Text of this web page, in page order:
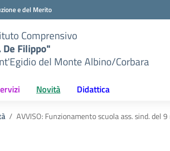
strumenti
e del Merito
Comprensivo
De Filippo"
del Monte Albino/Corbara
Novità Didattica
AVVISO: Funzionamento scuola ass. sind. del